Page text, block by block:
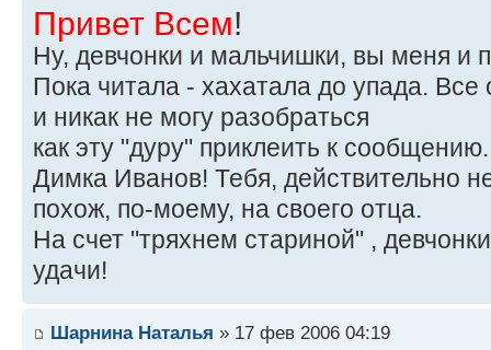
Привет Всем!
Ну, девчонки и мальчишки, вы меня и
Пока читала - хахатала до упада.
и никак не могу разобраться
как эту "дуру" приклеить к
Димка Иванов! Тебя, действительно
похож, по-моему, на своего отца.
На счет "тряхнем стариной" ,
удачи!
Шарнина Наталья » 17 фев 2006 04:19